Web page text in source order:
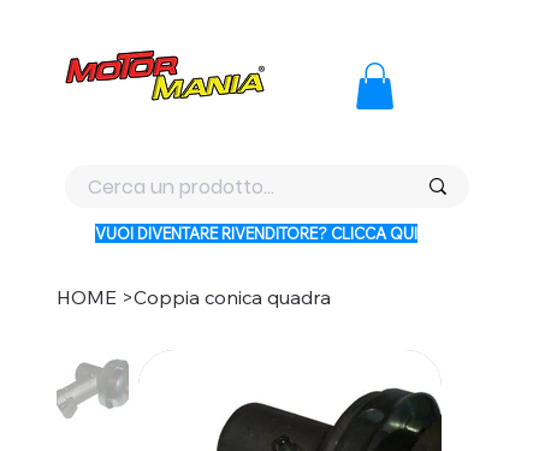
VUOI DIVENTARE RIVENDITORE? CLICCA QUI
HOME >Coppia conica quadra